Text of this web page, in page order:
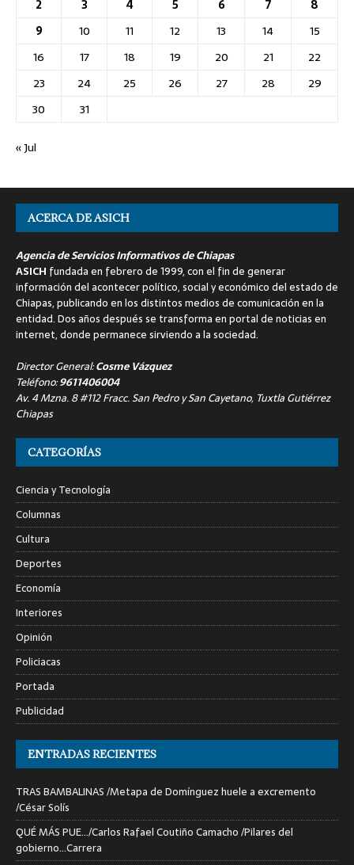
2
3 4 5 6 7
8
9
10 11 12 13 14
15
16
17 18 19 20 21
22
23
24 25 26 27 28
29
30
31
« Jul
ACERCA DE ASICH
Agencia de Servicios Informativos de Chiapas
ASICH fundada en febrero de 1999, con el fin de generar
información del acontecer político, social y económico del estado de
Chiapas, publicando en los distintos medios de comunicación en la
entidad. Dos años después se transforma en portal de noticias en
internet, donde permanece sirviendo a la sociedad.
Director General:Cosme Vázquez
Teléfono:9611406004
Av. 4 Mzna. 8 #112 Fracc. San Pedro y San Cayetano, Tuxtla Gutiérrez
Chiapas
CATEGORÍAS
Ciencia y Tecnología
Columnas
Cultura
Deportes
Economía
Interiores
Opinión
Policiacas
Portada
Publicidad
ENTRADAS RECIENTES
TRAS BAMBALINAS /Metapa de Domínguez huele a excremento
/César Solís
QUÉ MÁS PUE…/Carlos Rafael Coutiño Camacho /Pilares del
gobierno…Carrera